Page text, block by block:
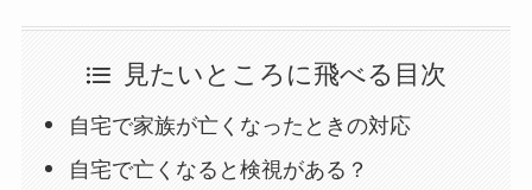
見たいところに飛べる目次
自宅で家族が亡くなったときの対応
自宅で亡くなると検視がある？